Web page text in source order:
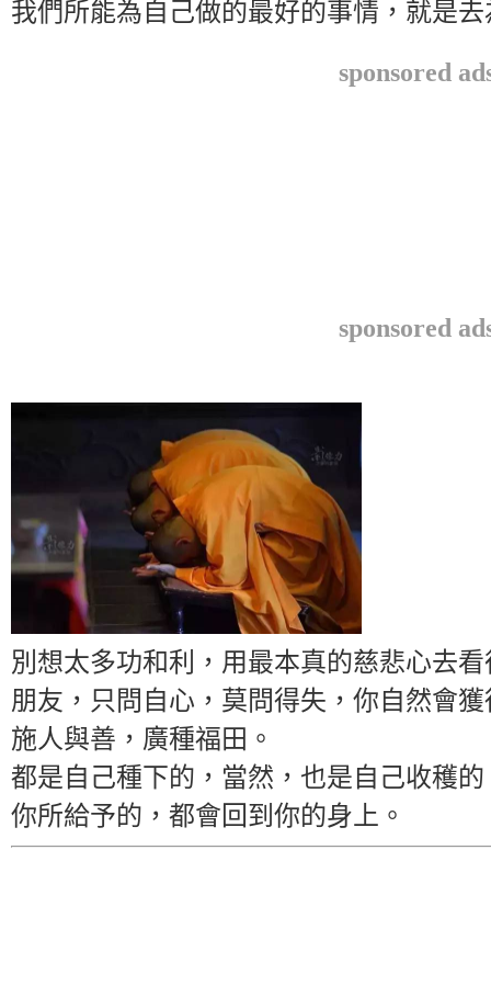
我們所能為自己做的最好的事情，就是
sponsored
sponsored
別想太多功和利，用最本真的慈悲心去
朋友，只問自心，莫問得失，你自然會
施人與善，廣種福田。
都是自己種下的，當然，也是自己收穫的
你所給予的，都會回到你的身上。